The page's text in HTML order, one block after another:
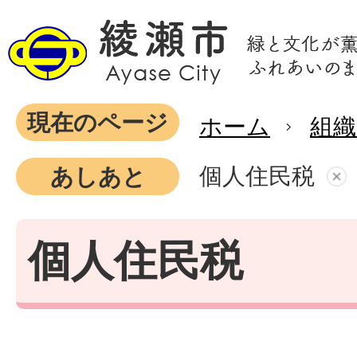
現在のページ ホーム
組
あしあと
個人住民税
個人住民税